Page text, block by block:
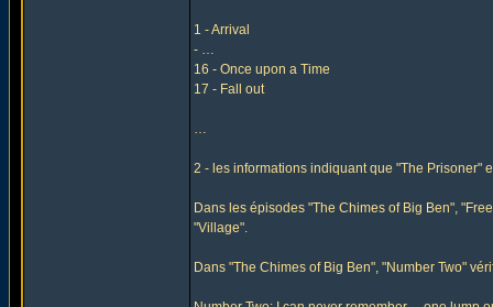
1 - Arrival
- …
16 - Once upon a Time
17 - Fall out
…
2 - les informations indiquant que "The Prisoner"
Dans les épisodes "The Chimes of Big Ben",
"Village".
Dans "The Chimes of Big Ben", "Number Two"